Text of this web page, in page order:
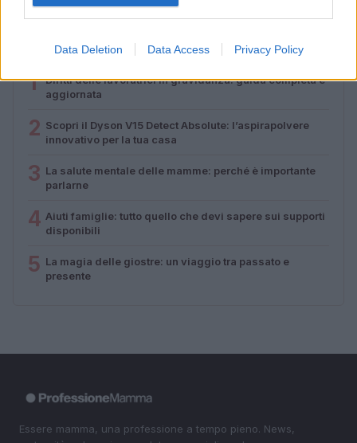
Data Deletion Data Access Privacy Policy
1
Diritti delle lavoratrici in gravidanza: guida completa e
aggiornata
2 Scopri il Dyson V15 Detect Absolute: l’aspirapolvere
innovativo per la tua casa
3 La salute mentale delle mamme: perché è importante
parlarne
4 Aiuti famiglie: tutto quello che devi sapere sui supporti
disponibili
5 La magia delle giostre: un viaggio tra passato e
presente
Essere mamma, una professione a tempo pieno. News,